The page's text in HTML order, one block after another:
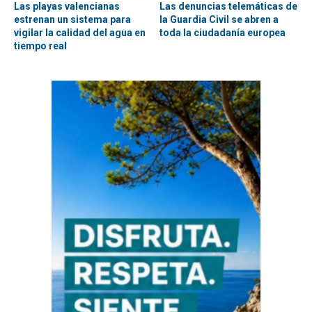
Las playas valencianas
estrenan un sistema para
vigilar la calidad del agua en
tiempo real
Las denuncias telemáticas de
la Guardia Civil se abren a
toda la ciudadanía europea